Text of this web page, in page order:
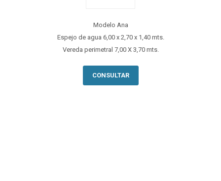
Modelo Ana
Espejo de agua 6,00 x 2,70 x 1,40 mts.
Vereda perimetral 7,00 X 3,70 mts.
CONSULTAR